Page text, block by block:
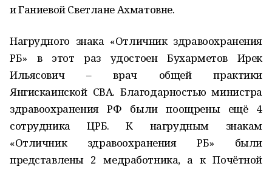
и Ганиевой Светлане Ахматовне.
Нагрудного знака «Отличник здравоохранения
РБ» в этот раз удостоен Бухарметов Ирек
Ильясович – врач общей практики
Янгискаинской СВА. Благодарностью министра
здравоохранения РФ были поощрены ещё 4
сотрудника ЦРБ. К нагрудным знакам
«Отличник здравоохранения РБ» были
представлены 2 медработника, а к Почётной